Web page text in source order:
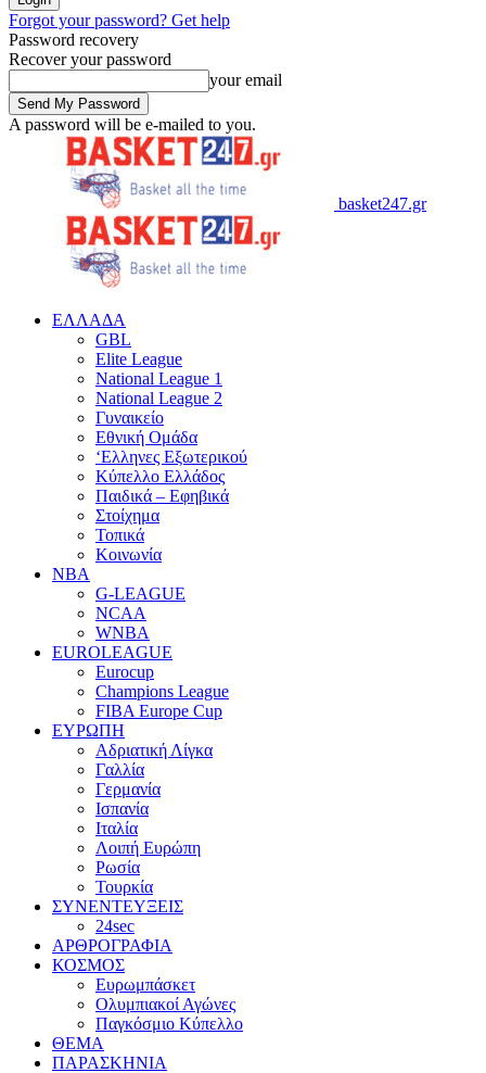
Forgot your password? Get help
Password recovery
Recover your password
your email
A password will be e-mailed to you.
basket247.gr
EΛΛΑΔΑ
GBL
Elite League
National League 1
National League 2
Γυναικείο
Εθνική Ομάδα
‘Ελληνες Εξωτερικού
Κύπελλο Ελλάδος
Παιδικά – Εφηβικά
Στοίχημα
Τοπικά
Κοινωνία
NBA
G-LEAGUE
NCAA
WNBA
ΕUROLEAGUE
Eurocup
Champions League
FIBA Europe Cup
ΕΥΡΩΠΗ
Αδριατική Λίγκα
Γαλλία
Γερμανία
Ισπανία
Ιταλία
Λοιπή Ευρώπη
Ρωσία
Τουρκία
ΣΥΝΕΝΤΕΥΞΕΙΣ
24sec
ΑΡΘΡΟΓΡΑΦΙΑ
ΚΟΣΜΟΣ
Ευρωμπάσκετ
Ολυμπιακοί Αγώνες
Παγκόσμιο Κύπελλο
ΘΕΜΑ
ΠΑΡΑΣΚΗΝΙΑ